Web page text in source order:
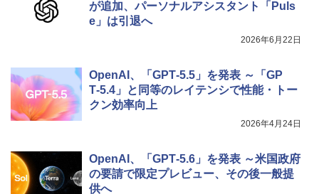
が追加、パーソナルアシスタント「Puls
e」は引退へ
2026年6月22日
OpenAI、「GPT‑5.5」を発表 ～「GP
T‑5.4」と同等のレイテンシで性能・トー
クン効率向上
2026年4月24日
OpenAI、「GPT‑5.6」を発表 ～米国政府
の要請で限定プレビュー、その後一般提
供へ